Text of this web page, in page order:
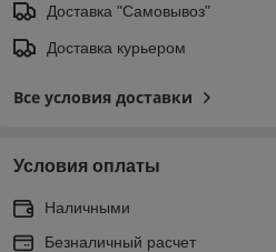
Доставка "Самовывоз"
Доставка курьером
Все условия доставки
Условия оплаты
Наличными
Безналичный расчет